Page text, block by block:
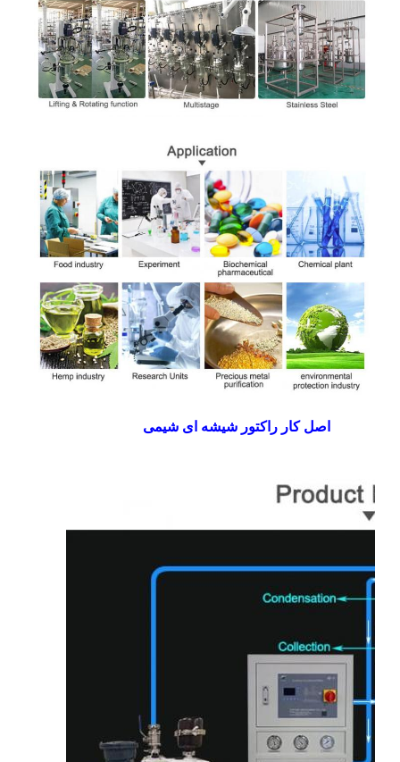
اصل کار راکتور شیشه ای شیمی